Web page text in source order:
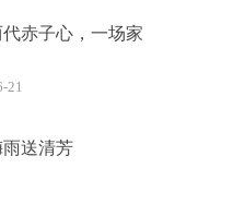
赤子心，一场家
21
送清芳